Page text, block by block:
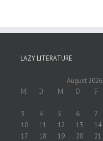
LAZY LITERATURE
August 2026
M D M D F
3
4 5 6 7
10
11 12 13 14
17
18 19 20 21